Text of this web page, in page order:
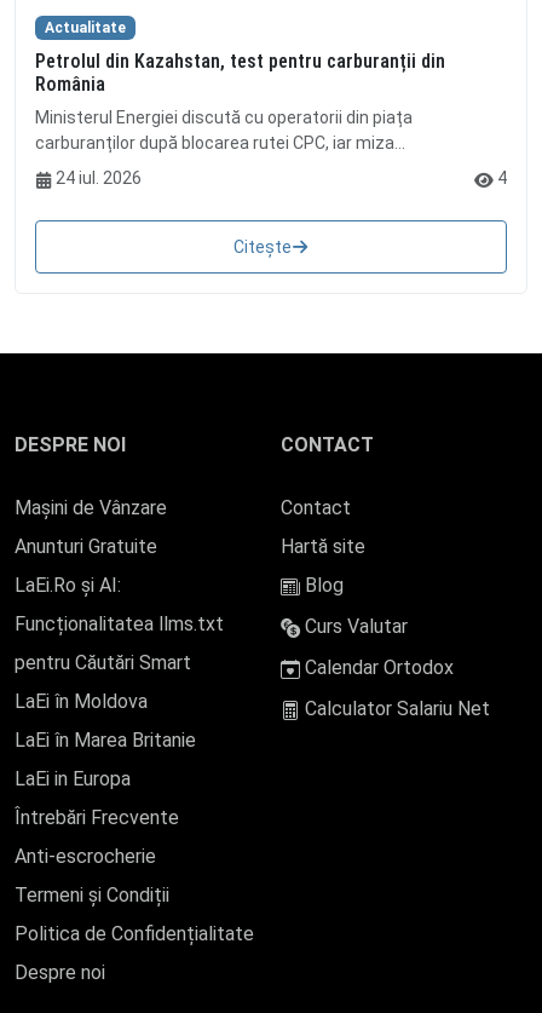
Actualitate
Petrolul din Kazahstan, test pentru carburanții din
România
Ministerul Energiei discută cu operatorii din piața
carburanților după blocarea rutei CPC, iar miza...
24 iul. 2026
4
Citește
DESPRE NOI
Mașini de Vânzare
Anunturi Gratuite
LaEi.Ro și AI:
Funcționalitatea llms.txt
pentru Căutări Smart
LaEi în Moldova
LaEi în Marea Britanie
LaEi in Europa
Întrebări Frecvente
Anti-escrocherie
Termeni și Condiții
Politica de Confidențialitate
Despre noi
CONTACT
Contact
Hartă site
Blog
Curs Valutar
Calendar Ortodox
Calculator Salariu Net